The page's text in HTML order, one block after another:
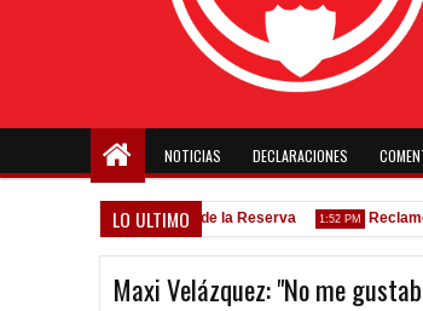
NOTICIAS DECLARACIONES
LO ULTIMO
Goleada histórica de la Reserva 1:52 PM Reclamo
Maxi Velázquez: "No me